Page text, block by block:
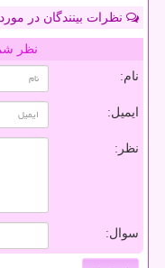
نظرات بینندگان در
نظر
نام:
ایمیل:
نظر:
سوال: